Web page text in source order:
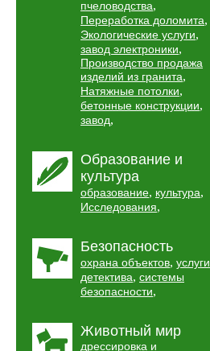
пчеловодства,
Переработка доломита,
Экологические услуги,
завод электроники,
Производство продажа
изделий из гранита,
Натяжные потолки,
бетонные конструкции,
завод,
Образование и
культура
образование, культура,
Исследования,
Безопасность
охрана объектов, услуги
детектива, системы
безопасности,
Животный мир
дрессировка и